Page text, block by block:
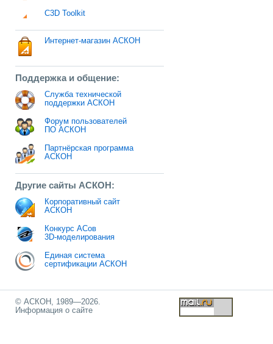
C3D Toolkit
Интернет-магазин АСКОН
Поддержка и общение:
Служба технической
поддержки АСКОН
Форум пользователей
ПО АСКОН
Партнёрская программа
АСКОН
Другие сайты АСКОН:
Корпоративный сайт
АСКОН
Конкурс АСов
3D-моделирования
Единая система
сертификации АСКОН
© АСКОН, 1989—2026.
Информация о сайте